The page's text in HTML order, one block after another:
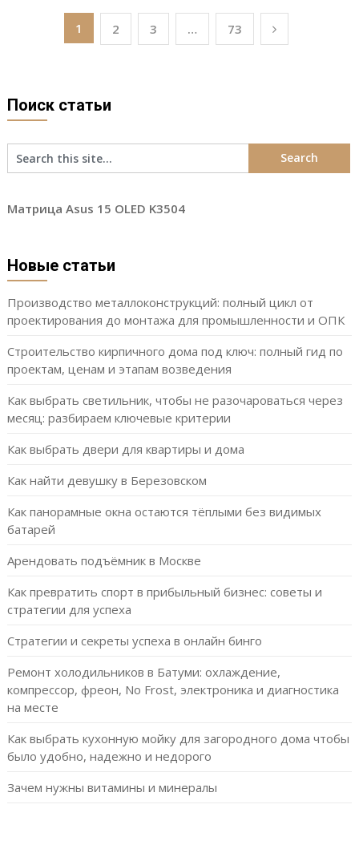
Пагинация
1 2 3 … 73
Поиск статьи
Матрица Asus 15 OLED K3504
Новые статьи
Производство металлоконструкций: полный цикл от
проектирования до монтажа для промышленности и ОПК
Строительство кирпичного дома под ключ: полный гид по
проектам, ценам и этапам возведения
Как выбрать светильник, чтобы не разочароваться через
месяц: разбираем ключевые критерии
Как выбрать двери для квартиры и дома
Как найти девушку в Березовском
Как панорамные окна остаются тёплыми без видимых
батарей
Арендовать подъёмник в Москве
Как превратить спорт в прибыльный бизнес: советы и
стратегии для успеха
Стратегии и секреты успеха в онлайн бинго
Ремонт холодильников в Батуми: охлаждение,
компрессор, фреон, No Frost, электроника и диагностика
на месте
Как выбрать кухонную мойку для загородного дома чтобы
было удобно, надежно и недорого
Зачем нужны витамины и минералы